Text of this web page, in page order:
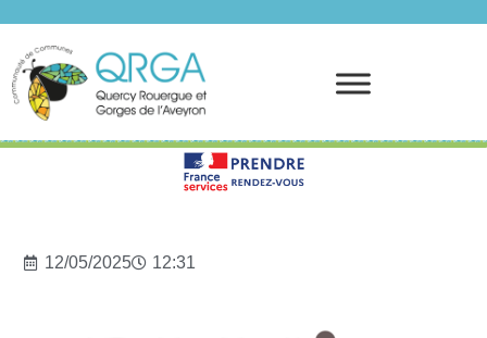
12/05/2025 12:31